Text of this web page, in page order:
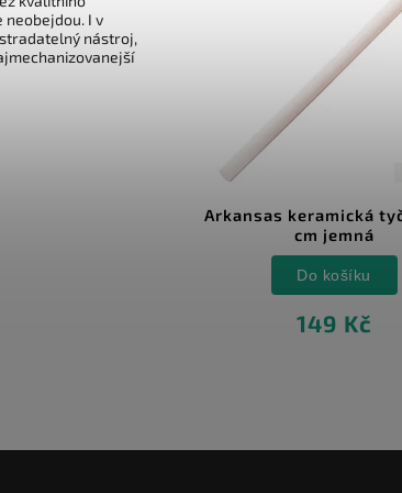
neobejdou. I v
nástroj,
Arkansas keramická tyčinka 21